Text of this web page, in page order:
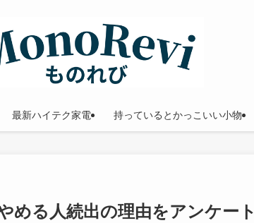
最新ハイテク家電 持っているとかっこいい小物
める人続出の理由をアンケート